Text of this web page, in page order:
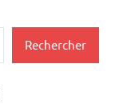
Rechercher